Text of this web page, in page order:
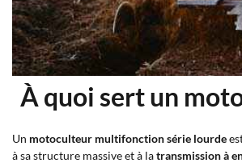
À quoi sert un
Un motoculteur multifonction série lourde
à sa structure massive et à latransmission à